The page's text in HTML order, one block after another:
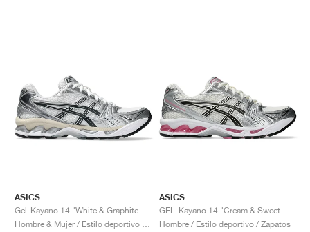
ASICS
ASICS
Hombre / Estilo deportivo / Zapatos